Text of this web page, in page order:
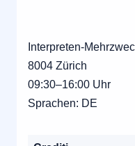
Interpreten-
8004 Zürich
09:30–16:00 Uhr
Sprachen: DE